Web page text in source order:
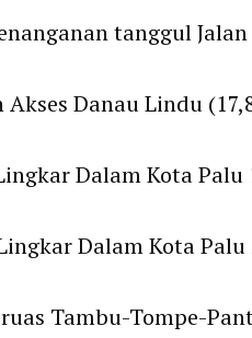
tanggul
Akses Danau Lindu
Dalam Kota Palu
Dalam Kota
Tambu-Tompe-